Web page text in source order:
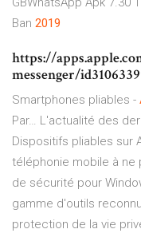
Ban 2019
https://
messenger/
Smartphones pliables -
Par… L'actualité des
Dispositifs pliables sur
téléphonie mobile à ne
de sécurité pour
gamme d'outils
protection de la vie